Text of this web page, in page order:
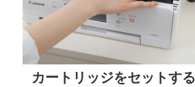
カートリッジをセットする